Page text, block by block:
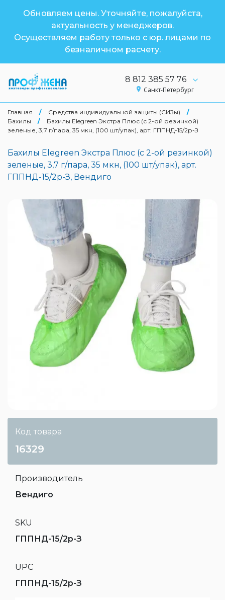
Обновляем цены. Уточняйте, пожалуйста,
актуальность у менеджеров.
Осуществляем работу только с юр. лицами по
безналичном расчету.
8 812 385 57 76
Санкт-Петербург
Главная / Средства индивидуальной защиты (СИЗы)
/
Бахилы
/
Бахилы Elegreen Экстра Плюс (с 2-ой резинкой)
зеленые, 3,7 г/пара, 35 мкн, (100 шт/упак), арт. ГППНД-15/2р-З
Бахилы Elegreen Экстра Плюс (с 2-ой резинкой)
зеленые, 3,7 г/пара, 35 мкн, (100 шт/упак), арт.
ГППНД-15/2р-З, Вендиго
Код товара
16329
Производитель
Вендиго
SKU
ГППНД-15/2р-З
UPC
ГППНД-15/2р-З